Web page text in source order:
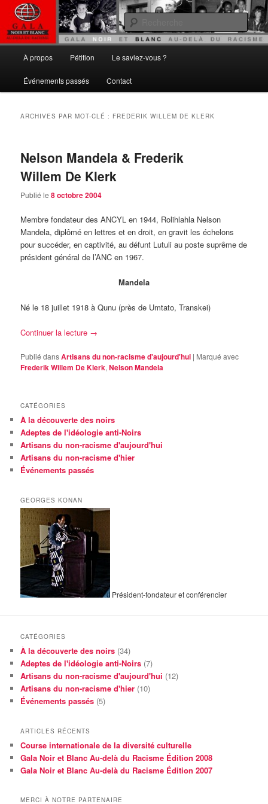
Aller
contenu
principal
Aller
contenu
secondaireAu delà du Racisme
Gala noir et blanc
À propos Pétition Le saviez-vous ?
Événements passés Contact
ARCHIVES PAR MOT-CLÉ : FREDERIK WILLEM DE KLERK
Nelson Mandela & Frederik
Willem De Klerk
Publié le8 octobre 2004
Membre fondateur des ANCYL en 1944, Rolihlahla Nelson
Mandela, diplômé en lettres et en droit, en gravit les échelons
pour succéder, en captivité, au défunt Lutuli au poste suprême de
président général de l’ANC en 1967.
Mandela
Né le 18 juillet 1918 à Qunu (près de Umtato, Transkei)
Continuer la lecture →
Publié dansArtisans du non-racisme d'aujourd'hui | Marqué avec
Frederik Willem De Klerk,Nelson Mandela
CATÉGORIES
À la découverte des noirs
Adeptes de l'idéologie anti-Noirs
Artisans du non-racisme d'aujourd'hui
Artisans du non-racisme d'hier
Événements passés
GEORGES KONAN
Président-fondateur et conférencier
CATÉGORIES
À la découverte des noirs (34)
Adeptes de l'idéologie anti-Noirs (7)
Artisans du non-racisme d'aujourd'hui (12)
Artisans du non-racisme d'hier (10)
Événements passés (5)
ARTICLES RÉCENTS
Course internationale de la diversité culturelle
Gala Noir et Blanc Au-delà du Racisme Édition 2008
Gala Noir et Blanc Au-delà du Racisme Édition 2007
MERCI À NOTRE PARTENAIRE